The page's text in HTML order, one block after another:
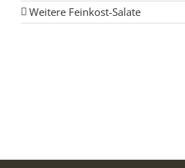
Weitere Feinkost-Salate